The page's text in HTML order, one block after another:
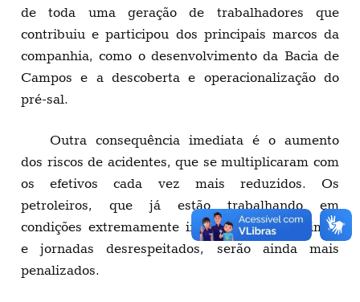
de toda uma geração de trabalhadores que
contribuiu e participou dos principais marcos da
companhia, como o desenvolvimento da Bacia de
Campos e a descoberta e operacionalização do
pré-sal.
Outra consequência imediata é o aumento
dos riscos de acidentes, que se multiplicaram com
os efetivos cada vez mais reduzidos. Os
petroleiros, que já estão trabalhando em
condições extremamente inseguras, com regimes
e jornadas desrespeitados, serão ainda mais
penalizados.